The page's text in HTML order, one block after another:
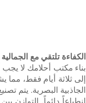
الكفاءة تلتقي مع الجمالية
إلى ثلاثة أيام فقط، مما
الجاذبية البصرية. يتم